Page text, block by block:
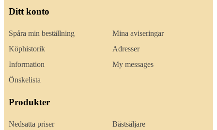
Ditt konto
Spåra min beställning
Köphistorik
Information
Önskelista
Mina aviseringar
Adresser
My messages
Produkter
Nedsatta priser Bästsäljare